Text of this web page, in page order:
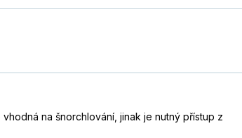
na šnorchlování, jinak je nutný přístup z